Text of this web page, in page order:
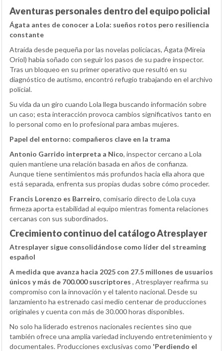
Aventuras personales dentro del equipo policial
Ágata antes de conocer a Lola: sueños rotos pero resiliencia
constante
Atraída desde pequeña por las novelas policíacas, Ágata (Mireia
Oriol) había soñado con seguir los pasos de su padre inspector.
Tras un bloqueo en su primer operativo que resultó en su
diagnóstico de autismo, encontró refugio trabajando en el archivo
policial.
Su vida da un giro cuando Lola llega buscando información sobre
un caso; esta interacción provoca cambios significativos tanto en
lo personal como en lo profesional para ambas mujeres.
Papel del entorno: compañeros clave en la trama
Antonio Garrido interpreta a Nico, inspector cercano a Lola
quien mantiene una relación basada en años de confianza.
Aunque tiene sentimientos más profundos hacia ella ahora que
está separada, enfrenta sus propias dudas sobre cómo proceder.
Francis Lorenzo es Barreiro, comisario directo de Lola cuya
firmeza aporta estabilidad al equipo mientras fomenta relaciones
cercanas con sus subordinados.
Crecimiento continuo del catálogo Atresplayer
Atresplayer sigue consolidándose como líder del streaming
español
A medida que avanza hacia 2025 con 27.5 millones de usuarios
únicos y más de 700.000 suscriptores , Atresplayer reafirma su
compromiso con la innovación y el talento nacional. Desde su
lanzamiento ha estrenado casi medio centenar de producciones
originales y cuenta con más de 30.000 horas disponibles.
No solo ha liderado estrenos nacionales recientes sino que
también ofrece una amplia variedad incluyendo entretenimiento y
documentales. Producciones exclusivas como 'Perdiendo el